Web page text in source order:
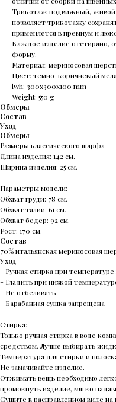
Трикотаж подвижный, живой
позволяет трикотажу
применяется в премиум и
Каждое изделие отстирано,
форму.
Материал: мериносовая
Цвет: темно-коричневый
lwh: 300x300x100 mm
Weight: 550 g
Обмеры
Состав
Уход
Обмеры
Размеры классического шарфа
Длина изделия: 142 см.
Ширина изделия: 25 см.
Параметры модели:
Обхват груди: 78 см.
Обхват талии: 61 см.
Обхват бедер: 92 см.
Рост: 170 см.
Состав
70% итальянская мериносовая
Уход
- Ручная стирка при
- Гладить при низкой
- Не отбеливать
- Барабанная сушка запрещена
Стирка:
Только ручная стирка в воде
средством. Лучше выбирать
Температура для стирки и
Не замачивайте изделие.
Отжимать вещь необходимо
промокнуть изделие, мягко
Сушите в расправленном виде на